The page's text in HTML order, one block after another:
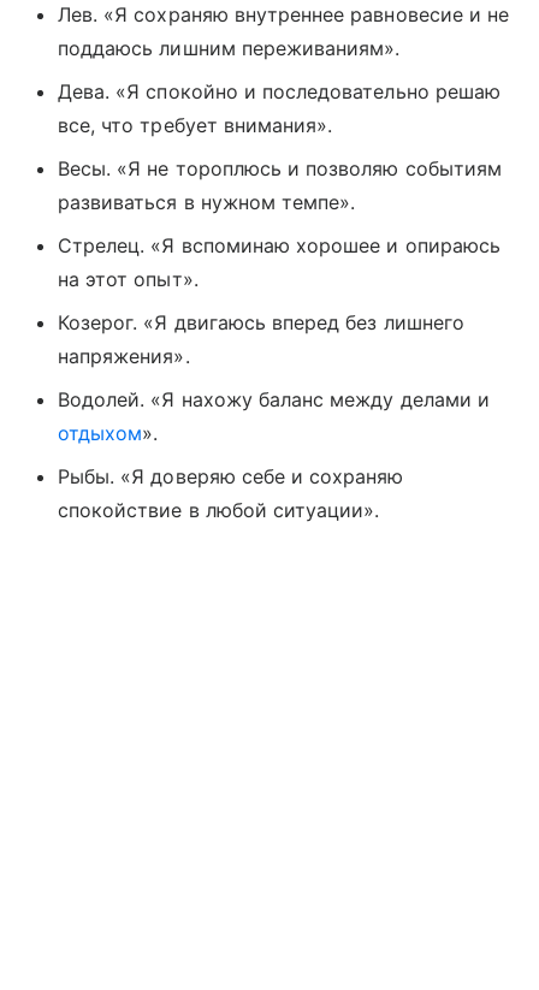
Лев. «Я сохраняю внутреннее равновесие и не
поддаюсь лишним переживаниям».
Дева. «Я спокойно и последовательно решаю
все, что требует внимания».
Весы. «Я не тороплюсь и позволяю событиям
развиваться в нужном темпе».
Стрелец. «Я вспоминаю хорошее и опираюсь
на этот опыт».
Козерог. «Я двигаюсь вперед без лишнего
напряжения».
Водолей. «Я нахожу баланс между делами и
отдыхом».
Рыбы. «Я доверяю себе и сохраняю
спокойствие в любой ситуации».